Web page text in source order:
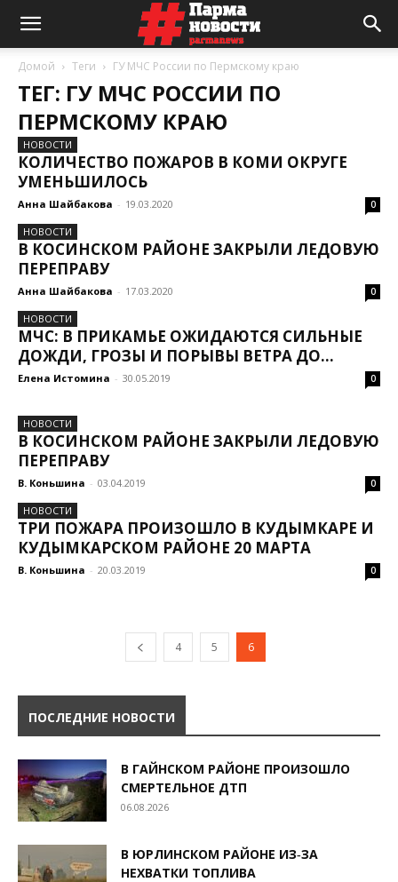
Домой Теги ГУ МЧС России по Пермскому краю
ТЕГ: ГУ МЧС РОССИИ ПО
ПЕРМСКОМУ КРАЮ
НОВОСТИ
КОЛИЧЕСТВО ПОЖАРОВ В КОМИ ОКРУГЕ
УМЕНЬШИЛОСЬ
Анна Шайбакова - 19.03.2020 0
НОВОСТИ
В КОСИНСКОМ РАЙОНЕ ЗАКРЫЛИ ЛЕДОВУЮ
ПЕРЕПРАВУ
Анна Шайбакова - 17.03.2020 0
НОВОСТИ
МЧС: В ПРИКАМЬЕ ОЖИДАЮТСЯ СИЛЬНЫЕ
ДОЖДИ, ГРОЗЫ И ПОРЫВЫ ВЕТРА ДО...
Елена Истомина - 30.05.2019 0
НОВОСТИ
В КОСИНСКОМ РАЙОНЕ ЗАКРЫЛИ ЛЕДОВУЮ
ПЕРЕПРАВУ
В. Коньшина - 03.04.2019 0
НОВОСТИ
ТРИ ПОЖАРА ПРОИЗОШЛО В КУДЫМКАРЕ И
КУДЫМКАРСКОМ РАЙОНЕ 20 МАРТА
В. Коньшина - 20.03.2019 0
4 5 6
ПОСЛЕДНИЕ НОВОСТИ
В ГАЙНСКОМ РАЙОНЕ ПРОИЗОШЛО
СМЕРТЕЛЬНОЕ ДТП
06.08.2026
В ЮРЛИНСКОМ РАЙОНЕ ИЗ‑ЗА
НЕХВАТКИ ТОПЛИВА